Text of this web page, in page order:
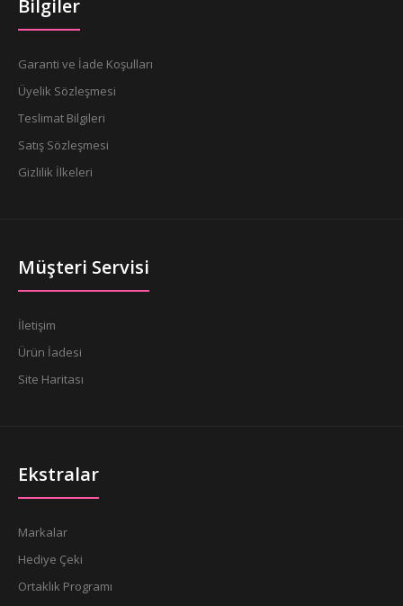
Bilgiler
Garanti ve İade Koşulları
Üyelik Sözleşmesi
Teslimat Bilgileri
Satış Sözleşmesi
Gizlilik İlkeleri
Müşteri Servisi
İletişim
Ürün İadesi
Site Haritası
Ekstralar
Markalar
Hediye Çeki
Ortaklık Programı